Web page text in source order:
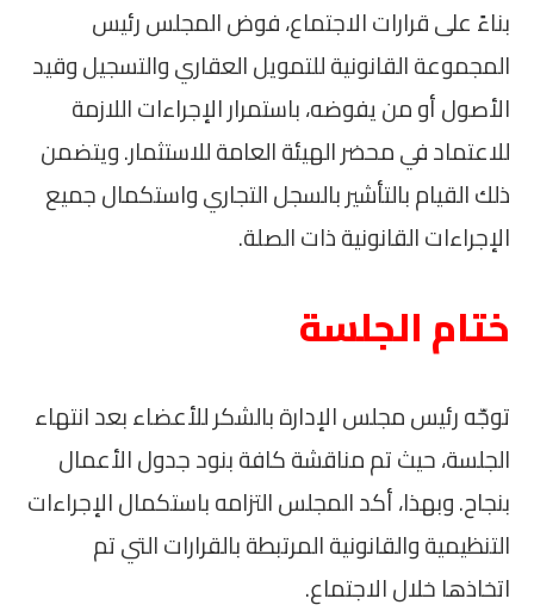
بناءً على قرارات الاجتماع، فوض المجلس رئيس
المجموعة القانونية للتمويل العقاري والتسجيل وقيد
الأصول أو من يفوضه، باستمرار الإجراءات اللازمة
للاعتماد في محضر الهيئة العامة للاستثمار. ويتضمن
ذلك القيام بالتأشير بالسجل التجاري واستكمال جميع
الإجراءات القانونية ذات الصلة.
ختام الجلسة
توجّه رئيس مجلس الإدارة بالشكر للأعضاء بعد انتهاء
الجلسة، حيث تم مناقشة كافة بنود جدول الأعمال
بنجاح. وبهذا، أكد المجلس التزامه باستكمال الإجراءات
التنظيمية والقانونية المرتبطة بالقرارات التي تم
اتخاذها خلال الاجتماع.